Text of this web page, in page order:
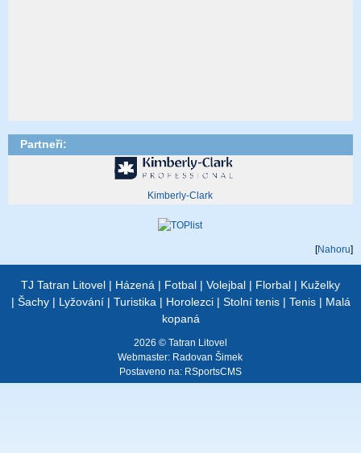
Partneři:
Kimberly-Clark
[Nahoru]
TJ Tatran Litovel | Házená | Fotbal | Volejbal | Florbal | Kuželky
| Šachy| Lyžování| Turistika | Horolezci| Stolní tenis| Tenis| Malá
kopaná
2026 © Tatran Litovel
Webmaster: Radovan Šimek
Postaveno na: RSportsCMS